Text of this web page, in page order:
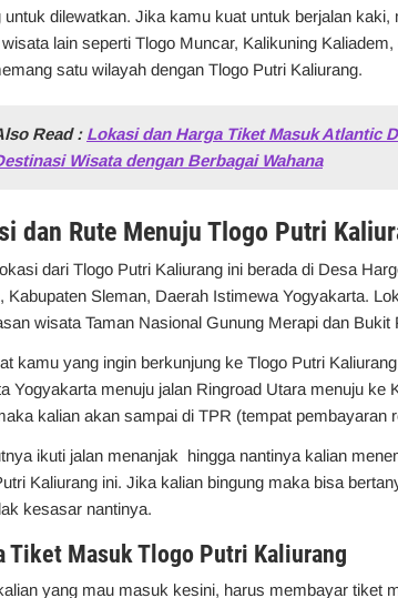
untuk dilewatkan. Jika kamu kuat untuk berjalan
lain seperti Tlogo Muncar, Kalikuning
satu wilayah dengan Tlogo Putri Kaliurang.
Read : Lokasi dan Harga Tiket Masuk Atlantic
Wisata dengan Berbagai Wahana
dan Rute Menuju Tlogo Putri
dari Tlogo Putri Kaliurang ini berada di Desa
Kabupaten Sleman, Daerah Istimewa Yogyakarta.
wisata Taman Nasional Gunung Merapi dan Bukit
kamu yang ingin berkunjung ke Tlogo Putri
Yogyakarta menuju jalan Ringroad Utara menuju ke
kalian akan sampai di TPR (tempat pembayaran
ikuti jalan menanjak hingga nantinya kalian
Kaliurang ini. Jika kalian bingung maka bisa
kesasar nantinya.
Tiket Masuk Tlogo Putri Kaliurang
yang mau masuk kesini, harus membayar tiket